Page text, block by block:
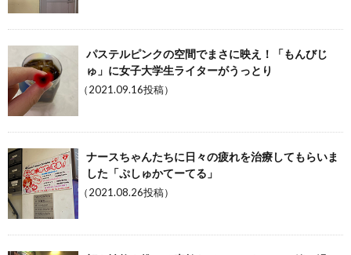
パステルピンクの空間でまさに映え！「もんびじ
ゅ」に女子大学生ライターがうっとり
（2021.09.16投稿）
ナースちゃんたちに日々の疲れを治療してもらいま
した「ぷしゅかてーてる」
（2021.08.26投稿）